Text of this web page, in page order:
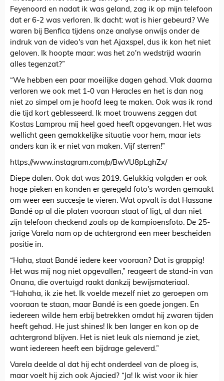
Feyenoord en nadat ik was geland, zag ik op mijn telefoon
dat er 6-2 was verloren. Ik dacht: wat is hier gebeurd? We
waren bij Benfica tijdens onze analyse onwijs onder de
indruk van de video's van het Ajaxspel, dus ik kon het niet
geloven. Ik hoopte maar: was het zo'n wedstrijd waarin
alles tegenzat?”
“We hebben een paar moeilijke dagen gehad. Vlak daarna
verloren we ook met 1-0 van Heracles en het is dan nog
niet zo simpel om je hoofd leeg te maken. Ook was ik rond
die tijd kort geblesseerd. Ik moet trouwens zeggen dat
Kostas Lamprou mij heel goed heeft opgevangen. Het was
wellicht geen gemakkelijke situatie voor hem, maar iets
anders kan ik er niet van maken. Vijf sterren!”
https://www.instagram.com/p/BwVU8pLghZx/
Diepe dalen. Ook dat was 2019. Gelukkig volgden er ook
hoge pieken en konden er geregeld foto's worden gemaakt
om weer een succesje te vieren. Wat opvalt is dat Hassane
Bandé op al die platen vooraan staat of ligt, al dan niet
zijn telefoon checkend zoals op de kampioensfoto. De 25-
jarige Varela nam op de achtergrond een meer bescheiden
positie in.
“Haha, staat Bandé iedere keer vooraan? Dat is grappig!
Het was mij nog niet opgevallen,” reageert de stand-in van
Onana, die overtuigd raakt dankzij bewijsmateriaal.
“Hahaha, ik zie het. Ik voelde mezelf niet zo geroepen om
vooraan te staan, maar Bandé is een goede jongen. En
iedereen wilde hem erbij betrekken omdat hij zwaren tijden
heeft gehad. He just shines! Ik ben langer en kon op de
achtergrond blijven. Het is niet leuk als niemand je ziet,
want iedereen heeft een bijdrage geleverd.”
Varela deelde al dat hij echt onderdeel van de ploeg is,
maar voelt hij zich ook Ajacied? “Ja! Ik wist voor ik hier